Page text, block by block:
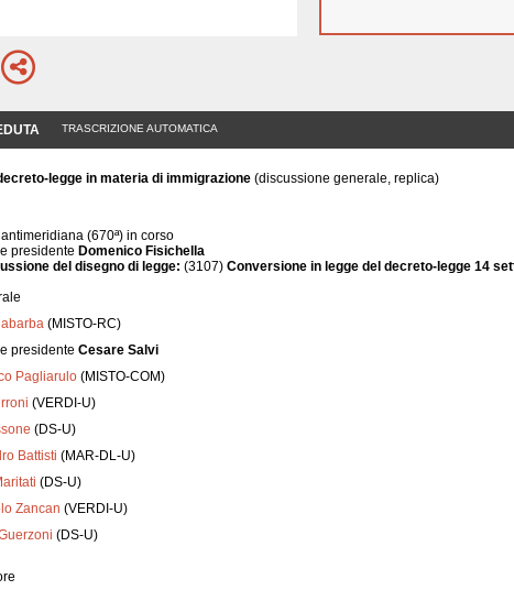
TRASCRIZIONE AUTOMATICA
legge in materia di immigrazione (discussione generale, replica)
(670ª) in corso
presidente Domenico Fisichella
del disegno di legge: (3107) Conversione in legge del decreto-legge 14
(MISTO-RC)
presidente Cesare Salvi
Pagliarulo (MISTO-COM)
(VERDI-U)
(DS-U)
Battisti (MAR-DL-U)
(DS-U)
Zancan (VERDI-U)
(DS-U)